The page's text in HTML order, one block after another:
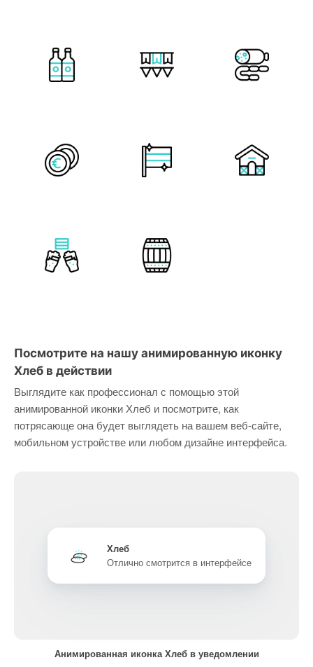
Посмотрите на нашу анимированную иконку
Хлеб в действии
Выглядите как профессионал с помощью этой
анимированной иконки Хлеб и посмотрите, как
потрясающе она будет выглядеть на вашем веб-сайте,
мобильном устройстве или любом дизайне интерфейса.
Хлеб
Отлично смотрится в интерфейсе
Анимированная иконка Хлеб в уведомлении